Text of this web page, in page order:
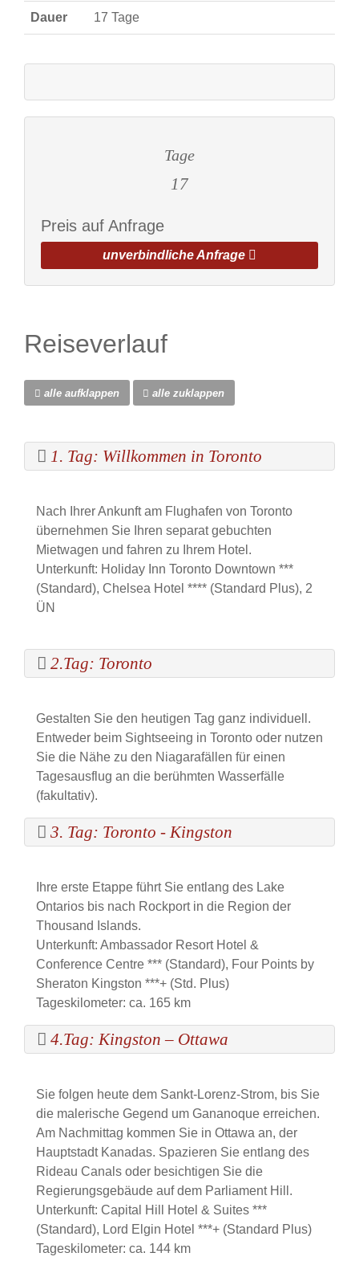
Dauer 17 Tage
Tage
17
Preis auf Anfrage
unverbindliche Anfrage
Reiseverlauf
alle aufklappen alle zuklappen
1. Tag: Willkommen in Toronto
Nach Ihrer Ankunft am Flughafen von Toronto
übernehmen Sie Ihren separat gebuchten
Mietwagen und fahren zu Ihrem Hotel.
Unterkunft: Holiday Inn Toronto Downtown ***
(Standard), Chelsea Hotel **** (Standard Plus), 2
ÜN
2.Tag: Toronto
Gestalten Sie den heutigen Tag ganz individuell.
Entweder beim Sightseeing in Toronto oder nutzen
Sie die Nähe zu den Niagarafällen für einen
Tagesausflug an die berühmten Wasserfälle
(fakultativ).
3. Tag: Toronto - Kingston
Ihre erste Etappe führt Sie entlang des Lake
Ontarios bis nach Rockport in die Region der
Thousand Islands.
Unterkunft: Ambassador Resort Hotel &
Conference Centre *** (Standard), Four Points by
Sheraton Kingston ***+ (Std. Plus)
Tageskilometer: ca. 165 km
4.Tag: Kingston – Ottawa
Sie folgen heute dem Sankt-Lorenz-Strom, bis Sie
die malerische Gegend um Gananoque erreichen.
Am Nachmittag kommen Sie in Ottawa an, der
Hauptstadt Kanadas. Spazieren Sie entlang des
Rideau Canals oder besichtigen Sie die
Regierungsgebäude auf dem Parliament Hill.
Unterkunft: Capital Hill Hotel & Suites ***
(Standard), Lord Elgin Hotel ***+ (Standard Plus)
Tageskilometer: ca. 144 km